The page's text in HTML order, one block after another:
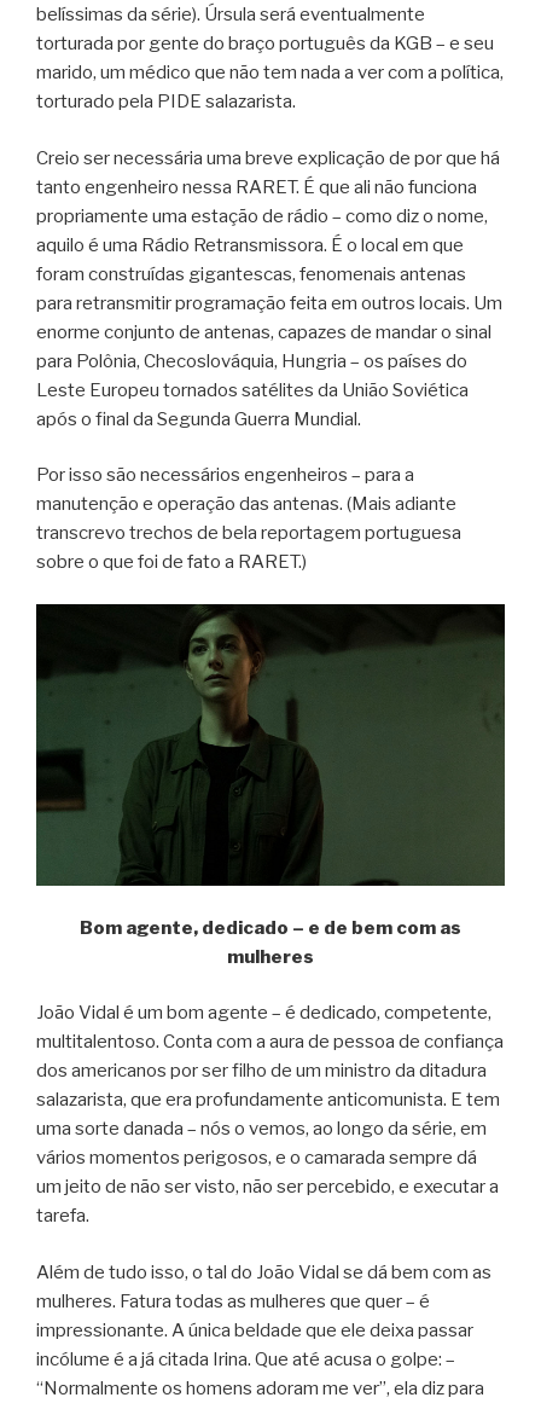
belíssimas da série). Úrsula será eventualmente
torturada por gente do braço português da KGB – e seu
marido, um médico que não tem nada a ver com a política,
torturado pela PIDE salazarista.
Creio ser necessária uma breve explicação de por que há
tanto engenheiro nessa RARET. É que ali não funciona
propriamente uma estação de rádio – como diz o nome,
aquilo é uma Rádio Retransmissora. É o local em que
foram construídas gigantescas, fenomenais antenas
para retransmitir programação feita em outros locais. Um
enorme conjunto de antenas, capazes de mandar o sinal
para Polônia, Checoslováquia, Hungria – os países do
Leste Europeu tornados satélites da União Soviética
após o final da Segunda Guerra Mundial.
Por isso são necessários engenheiros – para a
manutenção e operação das antenas. (Mais adiante
transcrevo trechos de bela reportagem portuguesa
sobre o que foi de fato a RARET.)
Bom agente, dedicado – e de bem com as
mulheres
João Vidal é um bom agente – é dedicado, competente,
multitalentoso. Conta com a aura de pessoa de confiança
dos americanos por ser filho de um ministro da ditadura
salazarista, que era profundamente anticomunista. E tem
uma sorte danada – nós o vemos, ao longo da série, em
vários momentos perigosos, e o camarada sempre dá
um jeito de não ser visto, não ser percebido, e executar a
tarefa.
Além de tudo isso, o tal do João Vidal se dá bem com as
mulheres. Fatura todas as mulheres que quer – é
impressionante. A única beldade que ele deixa passar
incólume é a já citada Irina. Que até acusa o golpe: –
“Normalmente os homens adoram me ver”, ela diz para